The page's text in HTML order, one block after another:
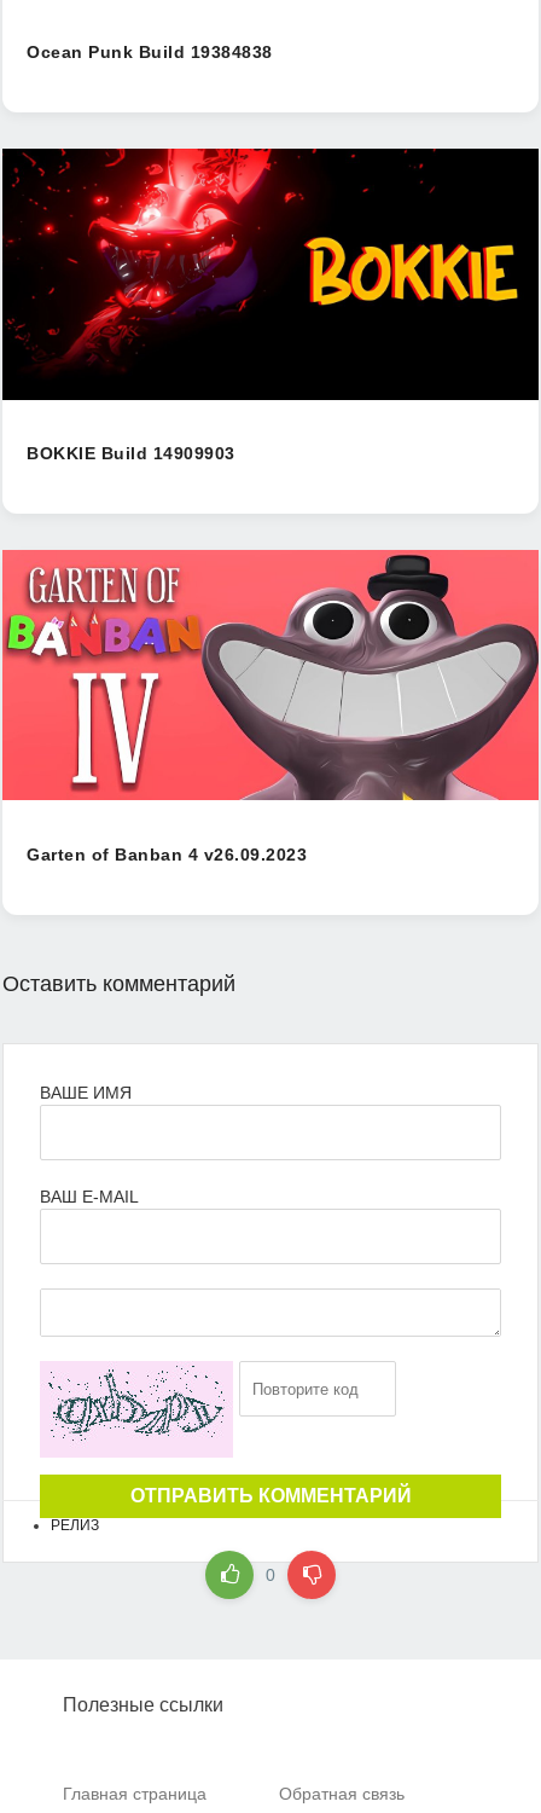
РЕЛИЗ
0
Ocean Punk Build 19384838
BOKKIE Build 14909903
Garten of Banban 4 v26.09.2023
Оставить комментарий
ВАШЕ ИМЯ
ВАШ E-MAIL
ОТПРАВИТЬ КОММЕНТАРИЙ
Полезные ссылки
Главная страница Обратная связь